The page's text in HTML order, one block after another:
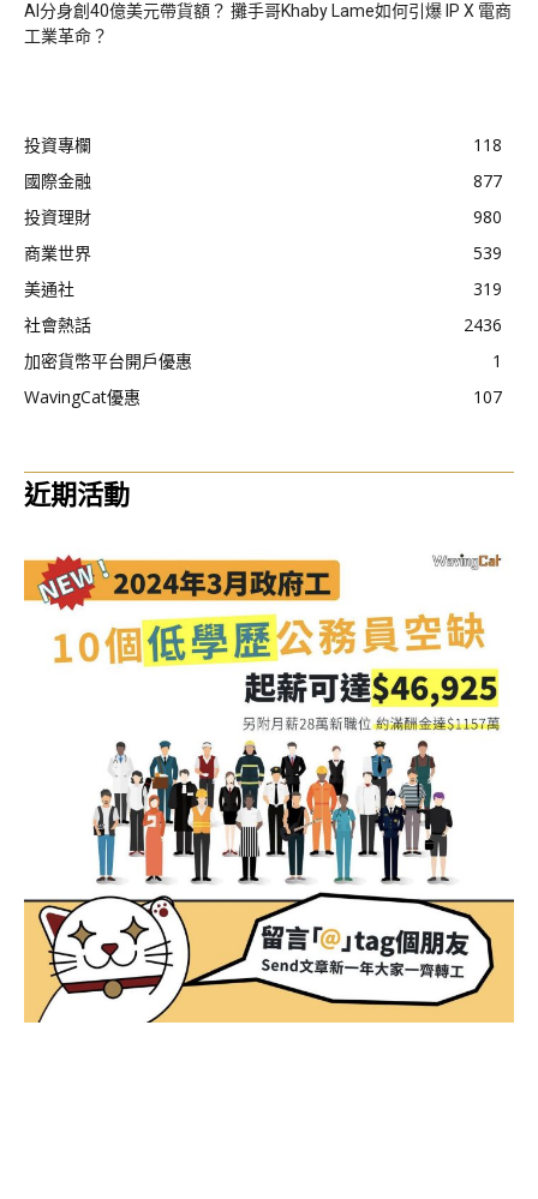
AI分身創40億美元帶貨額？ 攤手哥Khaby Lame如何引爆 IP X 電商
工業革命？
投資專欄
118
國際金融
877
投資理財
980
商業世界
539
美通社
319
社會熱話
2436
加密貨幣平台開戶優惠
1
WavingCat優惠
107
近期活動